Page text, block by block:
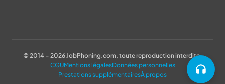
© 2014 – 2026 JobPhoning.com, toute reproduction interdite.
CGUMentions légalesDonnées personnelles
Prestations supplémentairesÀ propos